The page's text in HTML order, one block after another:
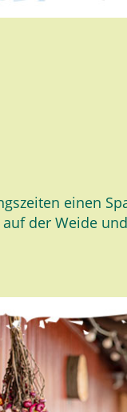
einen
der Weide